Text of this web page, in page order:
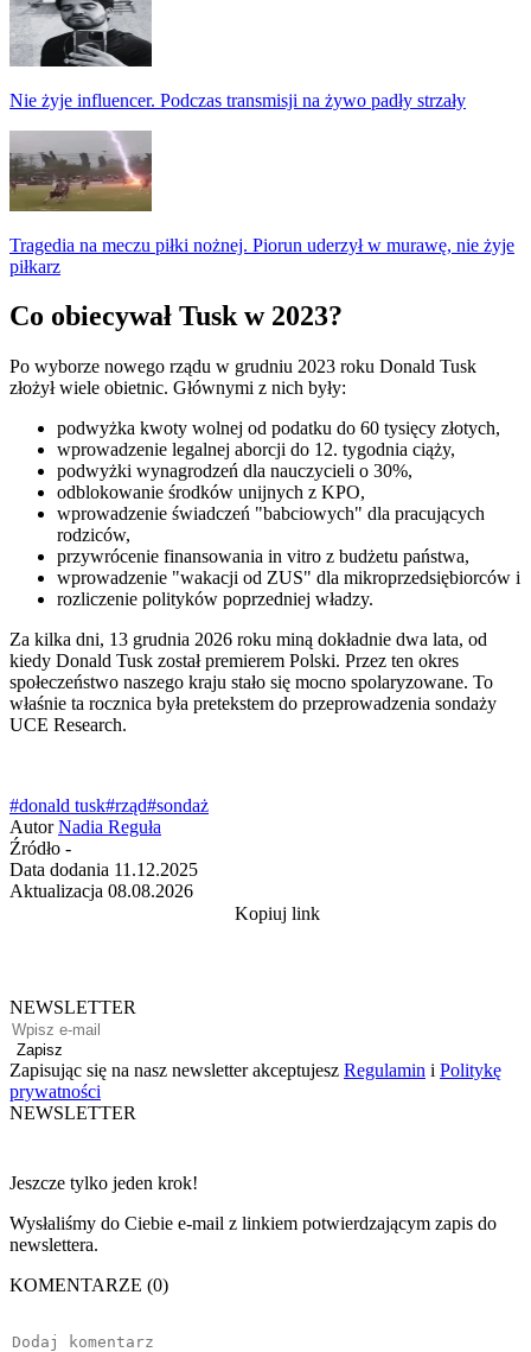
Nie żyje influencer. Podczas transmisji na żywo padły strzały
Tragedia na meczu piłki nożnej. Piorun uderzył w murawę, nie żyje
piłkarz
Co obiecywał Tusk w 2023?
Po wyborze nowego rządu w grudniu 2023 roku Donald Tusk
złożył wiele obietnic. Głównymi z nich były:
podwyżka kwoty wolnej od podatku do 60 tysięcy złotych,
wprowadzenie legalnej aborcji do 12. tygodnia ciąży,
podwyżki wynagrodzeń dla nauczycieli o 30%,
odblokowanie środków unijnych z KPO,
wprowadzenie świadczeń "babciowych" dla pracujących
rodziców,
przywrócenie finansowania in vitro z budżetu państwa,
wprowadzenie "wakacji od ZUS" dla mikroprzedsiębiorców i
rozliczenie polityków poprzedniej władzy.
Za kilka dni, 13 grudnia 2026 roku miną dokładnie dwa lata, od
kiedy Donald Tusk został premierem Polski. Przez ten okres
społeczeństwo naszego kraju stało się mocno spolaryzowane. To
właśnie ta rocznica była pretekstem do przeprowadzenia sondaży
UCE Research.
#donald tusk#rząd#sondaż
Autor Nadia Reguła
Źródło -
Data dodania 11.12.2025
Aktualizacja 08.08.2026
Kopiuj link
NEWSLETTER
Zapisz
Zapisując się na nasz newsletter akceptujesz Regulamin i Politykę
prywatności
NEWSLETTER
Jeszcze tylko jeden krok!
Wysłaliśmy do Ciebie e-mail z linkiem potwierdzającym zapis do
newslettera.
KOMENTARZE (0)